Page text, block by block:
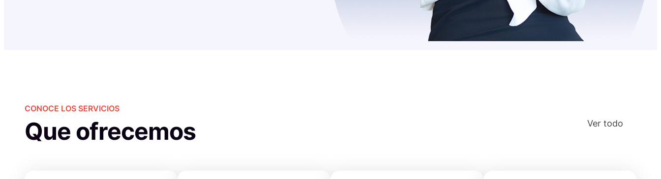
CONOCE LOS SERVICIOS
Que ofrecemos Ver todo